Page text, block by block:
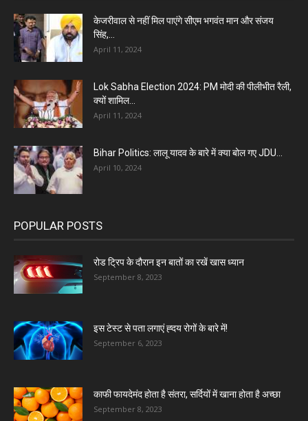
केजरीवाल से नहीं मिल पाएंगे सीएम भगवंत मान और संजय
सिंह,...
April 11, 2024
Lok Sabha Election 2024: PM मोदी की पीलीभीत रैली,
क्यों शामिल...
April 11, 2024
Bihar Politics: लालू यादव के बारे में क्या बोल गए JDU...
April 10, 2024
POPULAR POSTS
रोड ट्रिप के दौरान इन बातों का रखें खास ध्यान
September 8, 2023
इस टेस्ट से पता लगाएं ह्दय रोगों के बारे में!
September 6, 2023
काफी फायदेमंद होता है संतरा, सर्दियों में खाना होता है अच्छा
September 8, 2023